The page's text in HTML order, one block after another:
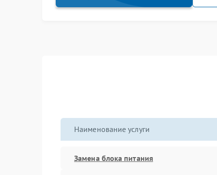
Наименование услуги
Замена блока питания